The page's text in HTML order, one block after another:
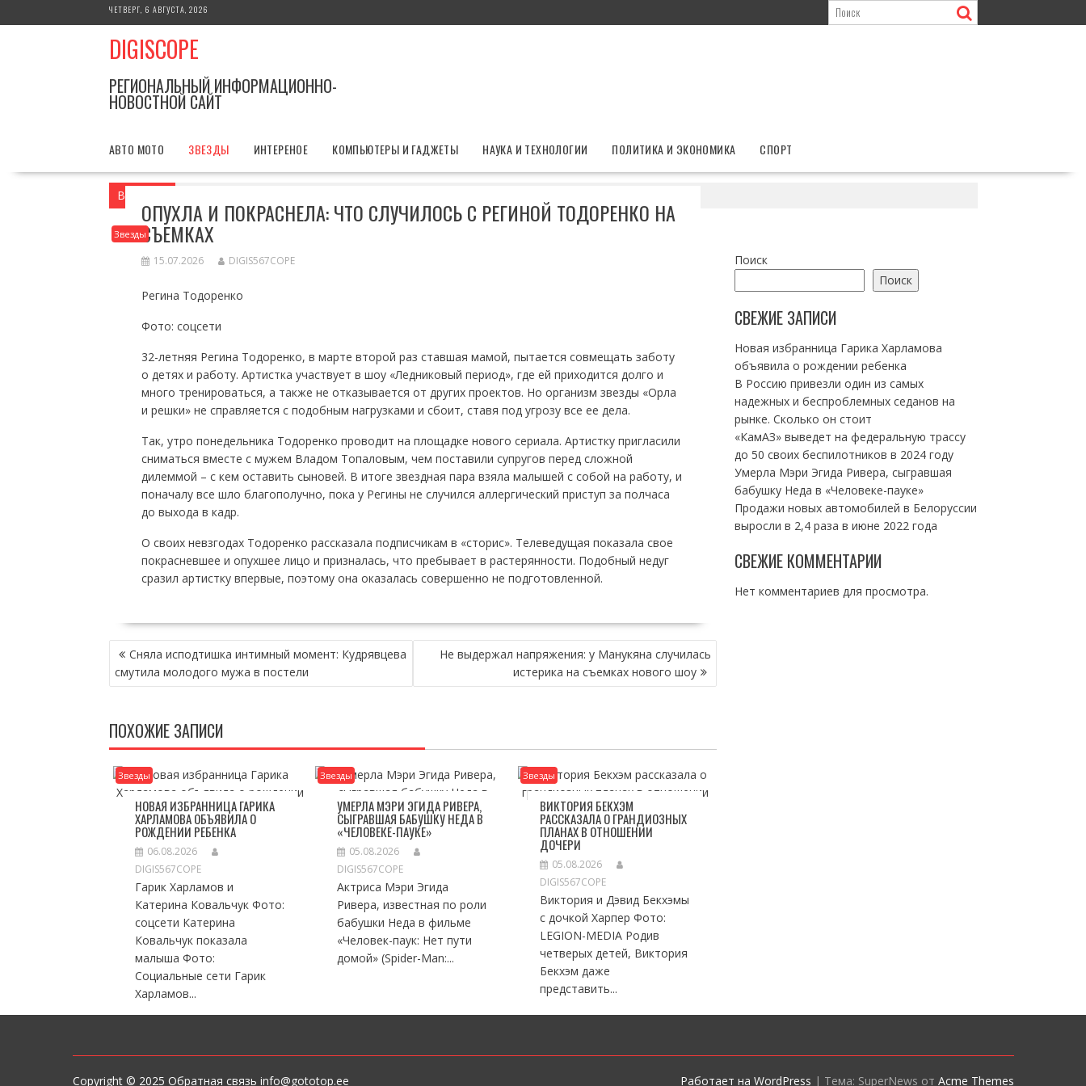
к
ЧЕТВЕРГ, 6 АВГУСТА, 2026
DIGISCOPE
РЕГИОНАЛЬНЫЙ ИНФОРМАЦИОННО-
НОВОСТНОЙ САЙТ
АВТО МОТО ЗВЕЗДЫ ИНТЕРЕНОЕ КОМПЬЮТЕРЫ И ГАДЖЕТЫ НАУКА И ТЕХНОЛОГИИ ПОЛИТИКА И ЭКОНОМИКА СПОРТ
Вы здесь
Звезды
ОПУХЛА И ПОКРАСНЕЛА: ЧТО СЛУЧИЛОСЬ С РЕГИНОЙ ТОДОРЕНКО НА
СЪЕМКАХ
15.07.2026 DIGIS567COPE
Регина Тодоренко
Фото: соцсети
32-летняя Регина Тодоренко, в марте второй раз ставшая мамой, пытается совмещать заботу
о детях и работу. Артистка участвует в шоу «Ледниковый период», где ей приходится долго и
много тренироваться, а также не отказывается от других проектов. Но организм звезды «Орла
и решки» не справляется с подобным нагрузками и сбоит, ставя под угрозу все ее дела.
Так, утро понедельника Тодоренко проводит на площадке нового сериала. Артистку пригласили
сниматься вместе с мужем Владом Топаловым, чем поставили супругов перед сложной
дилеммой – с кем оставить сыновей. В итоге звездная пара взяла малышей с собой на работу, и
поначалу все шло благополучно, пока у Регины не случился аллергический приступ за полчаса
до выхода в кадр.
О своих невзгодах Тодоренко рассказала подписчикам в «сторис». Телеведущая показала свое
покрасневшее и опухшее лицо и призналась, что пребывает в растерянности. Подобный недуг
сразил артистку впервые, поэтому она оказалась совершенно не подготовленной.
НАВИГАЦИЯ
ПО
ЗАПИСЯМ
Сняла исподтишка интимный момент: Кудрявцева
смутила молодого мужа в постели
Не выдержал напряжения: у Манукяна случилась
истерика на съемках нового шоу
ПОХОЖИЕ ЗАПИСИ
Звезды
НОВАЯ ИЗБРАННИЦА ГАРИКА
ХАРЛАМОВА ОБЪЯВИЛА О
РОЖДЕНИИ РЕБЕНКА
06.08.2026
DIGIS567COPE
Гарик Харламов и
Катерина Ковальчук Фото:
соцсети Катерина
Ковальчук показала
малыша Фото:
Социальные сети Гарик
Харламов...
Звезды
УМЕРЛА МЭРИ ЭГИДА РИВЕРА,
СЫГРАВШАЯ БАБУШКУ НЕДА В
«ЧЕЛОВЕКЕ-ПАУКЕ»
05.08.2026
DIGIS567COPE
Актриса Мэри Эгида
Ривера, известная по роли
бабушки Неда в фильме
«Человек-паук: Нет пути
домой» (Spider-Man:...
Звезды
ВИКТОРИЯ БЕКХЭМ
РАССКАЗАЛА О ГРАНДИОЗНЫХ
ПЛАНАХ В ОТНОШЕНИИ
ДОЧЕРИ
05.08.2026
DIGIS567COPE
Виктория и Дэвид Бекхэмы
с дочкой Харпер Фото:
LEGION-MEDIA Родив
четверых детей, Виктория
Бекхэм даже
представить...
Поиск
Поиск
СВЕЖИЕ ЗАПИСИ
Новая избранница Гарика Харламова
объявила о рождении ребенка
В Россию привезли один из самых
надежных и беспроблемных седанов на
рынке. Сколько он стоит
«КамАЗ» выведет на федеральную трассу
до 50 своих беспилотников в 2024 году
Умерла Мэри Эгида Ривера, сыгравшая
бабушку Неда в «Человеке-пауке»
Продажи новых автомобилей в Белоруссии
выросли в 2,4 раза в июне 2022 года
СВЕЖИЕ КОММЕНТАРИИ
Нет комментариев для просмотра.
Copyright © 2025 Обратная связь info@gototop.ee Работает на WordPress | Тема: SuperNews от Acme Themes